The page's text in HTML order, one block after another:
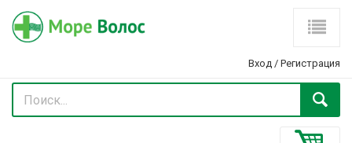
Вход / Регистрация